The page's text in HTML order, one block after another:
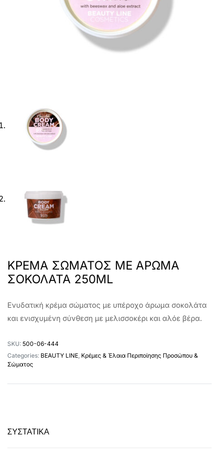
ΚΡΕΜΑ ΣΩΜΑΤΟΣ ΜΕ ΑΡΩΜΑ
ΣΟΚΟΛΑΤΑ 250ML
Ενυδατική κρέμα σώματος με υπέροχο άρωμα σοκολάτα
και ενισχυμένη σύνθεση με μελισσοκέρι και αλόε βέρα.
SKU: 500-06-444
Categories: BEAUTY LINE Κρέμες & Έλαια Περιποίησης Προσώπου &
Σώματος
ΣΥΣΤΑΤΙΚΑ